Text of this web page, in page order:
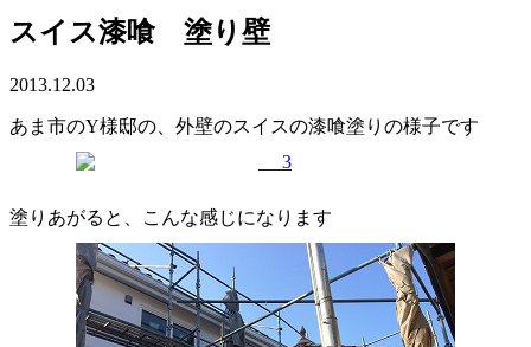
スイス漆喰 塗り壁
2013.12.03
あま市のY様邸の、外壁のスイスの漆喰塗りの様子です
塗りあがると、こんな感じになります